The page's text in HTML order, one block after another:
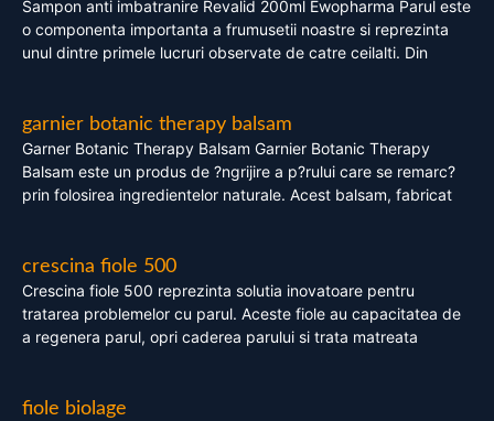
Sampon anti imbatranire Revalid 200ml Ewopharma Parul este
o componenta importanta a frumusetii noastre si reprezinta
unul dintre primele lucruri observate de catre ceilalti. Din
garnier botanic therapy balsam
Garner Botanic Therapy Balsam Garnier Botanic Therapy
Balsam este un produs de ?ngrijire a p?rului care se remarc?
prin folosirea ingredientelor naturale. Acest balsam, fabricat
crescina fiole 500
Crescina fiole 500 reprezinta solutia inovatoare pentru
tratarea problemelor cu parul. Aceste fiole au capacitatea de
a regenera parul, opri caderea parului si trata matreata
fiole biolage